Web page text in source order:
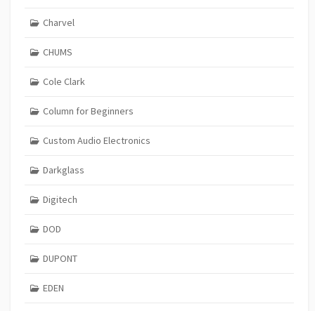
Charvel
CHUMS
Cole Clark
Column for Beginners
Custom Audio Electronics
Darkglass
Digitech
DOD
DUPONT
EDEN